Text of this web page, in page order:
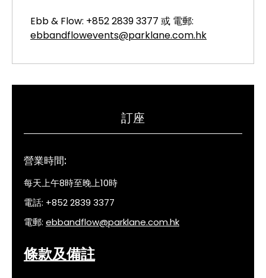
Ebb & Flow: +852 2839 3377 或 電郵:
ebbandflowevents@parklane.com.hk
訂座
營業時間:
每天上午8時至晚上10時
電話: +852 2839 3377
電郵: ebbandflow@parklane.com.hk
條款及備註